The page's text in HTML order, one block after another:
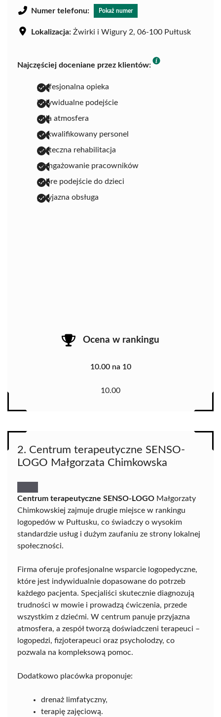
Numer telefonu: Pokaż numer
Lokalizacja: Żwirki i Wigury 2, 06-100 Pułtusk
Najczęściej doceniane przez klientów:
profesjonalna opieka
indywidualne podejście
miła atmosfera
wykwalifikowany personel
skuteczna rehabilitacja
zaangażowanie pracowników
dobre podejście do dzieci
przyjazna obsługa
Ocena w rankingu
10.00 na 10
10.00
2. Centrum terapeutyczne SENSO-
LOGO Małgorzata Chimkowska
Centrum terapeutyczne SENSO-LOGO Małgorzaty
Chimkowskiej zajmuje drugie miejsce w rankingu
logopedów w Pułtusku, co świadczy o wysokim
standardzie usług i dużym zaufaniu ze strony lokalnej
społeczności.
Firma oferuje profesjonalne wsparcie logopedyczne,
które jest indywidualnie dopasowane do potrzeb
każdego pacjenta. Specjaliści skutecznie diagnozują
trudności w mowie i prowadzą ćwiczenia, przede
wszystkim z dziećmi. W centrum panuje przyjazna
atmosfera, a zespół tworzą doświadczeni terapeuci –
logopedzi, fizjoterapeuci oraz psycholodzy, co
pozwala na kompleksową pomoc.
Dodatkowo placówka proponuje:
drenaż limfatyczny,
terapię zajęciową.